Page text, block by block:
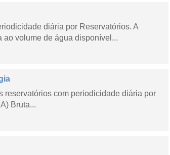
diária por Reservatórios. A
ao volume de água disponível...
reservatórios com periodicidade diária por
Bruta...